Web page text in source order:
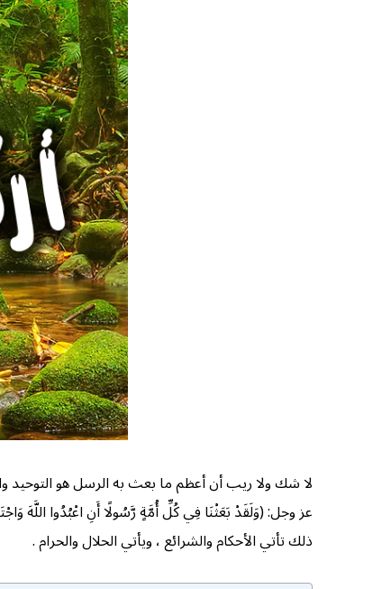
ذلك تأتي الأحكام والشرائع ، ويأتي الحلال والحرام .